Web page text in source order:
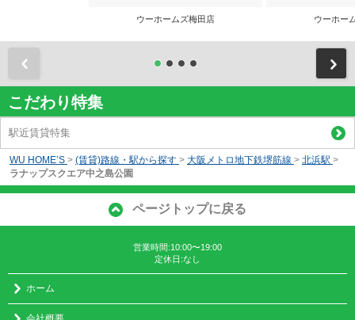
ウーホームズ梅田店 ウーホー
こだわり特集
駅近賃貸特集
WU HOME’S > (賃貸)路線・駅から探す > 大阪メトロ地下鉄堺筋線 > 北浜駅 >
ラナップスクエア中之島公園
ページトップに戻る
営業時間:10:00〜19:00
定休日:なし
ホーム